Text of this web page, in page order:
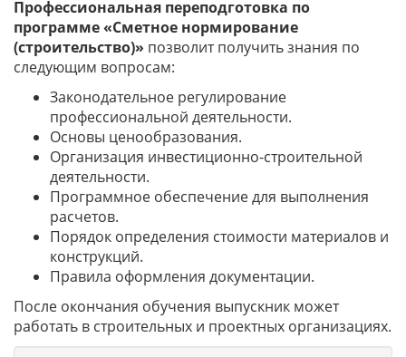
Профессиональная переподготовка по
программе «Сметное нормирование
(строительство)» позволит получить знания по
следующим вопросам:
Законодательное регулирование
профессиональной деятельности.
Основы ценообразования.
Организация инвестиционно-строительной
деятельности.
Программное обеспечение для выполнения
расчетов.
Порядок определения стоимости материалов и
конструкций.
Правила оформления документации.
После окончания обучения выпускник может
работать в строительных и проектных организациях.